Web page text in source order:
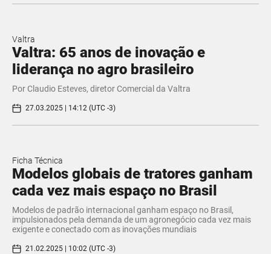
Valtra
Valtra: 65 anos de inovação e
liderança no agro brasileiro
Por Claudio Esteves, diretor Comercial da Valtra
27.03.2025 | 14:12 (UTC -3)
Ficha Técnica
Modelos globais de tratores ganham
cada vez mais espaço no Brasil
Modelos de padrão internacional ganham espaço no Brasil,
impulsionados pela demanda de um agronegócio cada vez mais
exigente e conectado com as inovações mundiais
21.02.2025 | 10:02 (UTC -3)